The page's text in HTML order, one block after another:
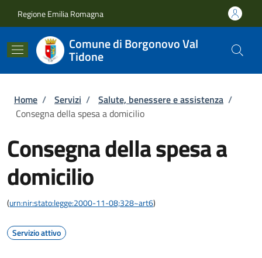
Regione Emilia Romagna
Comune di Borgonovo Val
Tidone
Briciole di pane
Home / Servizi / Salute, benessere e assistenza /
Consegna della spesa a domicilio
Consegna della spesa a
domicilio
(urn:nir:stato:legge:2000-11-08;328~art6)
Servizio attivo